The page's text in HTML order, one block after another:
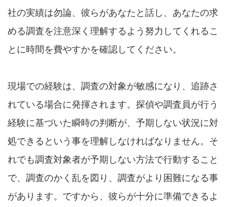
社の実績は勿論、彼らがあなたと話し、あなたの求
める調査を注意深く理解するよう努力してくれるこ
とに時間を費やすかを確認してください。
現場での経験は、調査の対象が敏感になり、追跡さ
れている場合に発揮されます。探偵や調査員が行う
経験に基づいた瞬時の判断が、予期しない状況に対
処できるという事を理解しなければなりません。そ
れでも調査対象者が予期しない方法で行動すること
で、調査のかく乱を図り、調査がより困難になる事
があります。ですから、彼らが十分に準備できるよ